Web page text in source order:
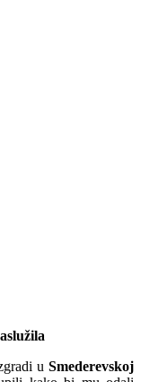
uSmederevskoj